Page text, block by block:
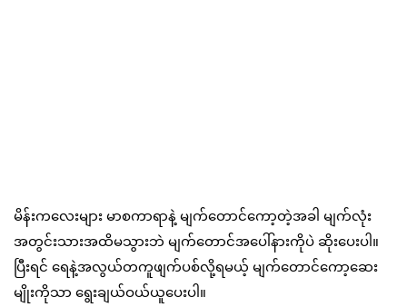
မိန်းကလေးများ မာစကာရာနဲ့ မျက်တောင်ကော့တဲ့အခါ မျက်လုံး
အတွင်းသားအထိမသွားဘဲ မျက်တောင်အပေါ်နားကိုပဲ ဆိုးပေးပါ။
ပြီးရင် ရေနဲ့အလွယ်တကူဖျက်ပစ်လို့ရမယ့် မျက်တောင်ကော့ဆေး
မျိုးကိုသာ ရွေးချယ်ဝယ်ယူပေးပါ။